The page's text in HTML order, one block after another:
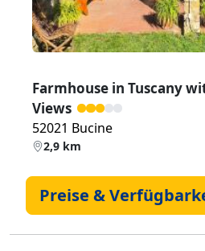
Farmhouse in Tuscany
Views
52021 Bucine
2,9 km
Preise &